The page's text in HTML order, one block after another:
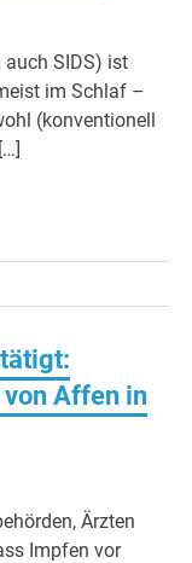
SIDS) ist
im Schlaf –
(konventionell
Affen in
Ärzten
Impfen vor